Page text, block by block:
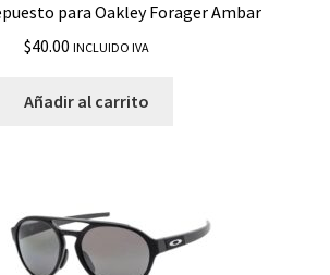
para Oakley Forager Ambar
$40.00 INCLUIDO IVA
Añadir al carrito